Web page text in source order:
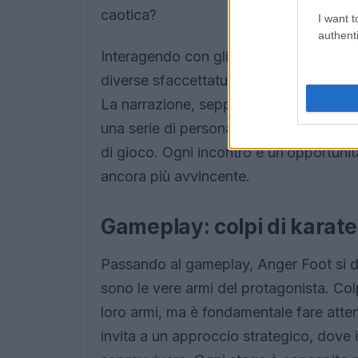
I want
caotica?
Interagendo con gli abitanti della città,
diverse sfaccettature della vita a
La narrazione, seppur non
una serie di personaggi stravaganti e
di gioco. Ogni incontro è
ancora più avvincente.
Gameplay: colpi di
Passando al gameplay, Anger Foot si
sono le vere armi del protagonista.
loro armi, ma è fondamentale fare
invita a un approccio strategico, dove